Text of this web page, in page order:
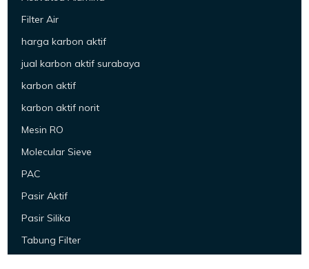
Filter Air
harga karbon aktif
jual karbon aktif surabaya
karbon aktif
karbon aktif norit
Mesin RO
Molecular Sieve
PAC
Pasir Aktif
Pasir Silika
Tabung Filter